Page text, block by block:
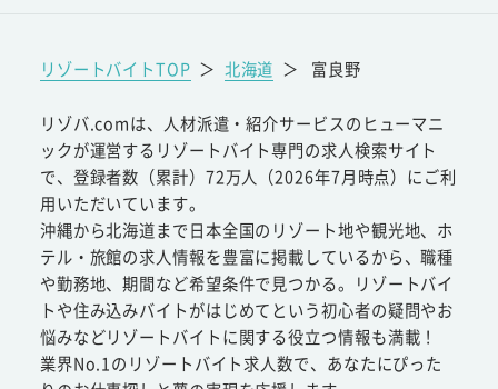
リゾートバイトTOP ＞ 北海道 ＞ 富良野
リゾバ.comは、人材派遣・紹介サービスのヒューマニ
ックが運営するリゾートバイト専門の求人検索サイト
で、登録者数（累計）72万人（2026年7月時点）にご利
用いただいています。
沖縄から北海道まで日本全国のリゾート地や観光地、ホ
テル・旅館の求人情報を豊富に掲載しているから、職種
や勤務地、期間など希望条件で見つかる。リゾートバイ
トや住み込みバイトがはじめてという初心者の疑問やお
悩みなどリゾートバイトに関する役立つ情報も満載！
業界No.1のリゾートバイト求人数で、あなたにぴった